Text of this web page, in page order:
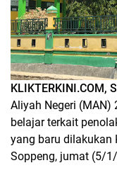
KLIKTERKINI.COM,
Aliyah Negeri (MAN)
belajar terkait
yang baru dilakukan
Soppeng, jumat (5/